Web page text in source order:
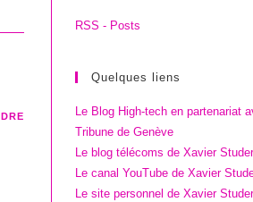
RSS - Posts
Quelques liens
Le Blog High-tech en partenariat
Tribune de Genève
Le blog télécoms de Xavier
Le canal YouTube de Xavier
Le site personnel de Xavier